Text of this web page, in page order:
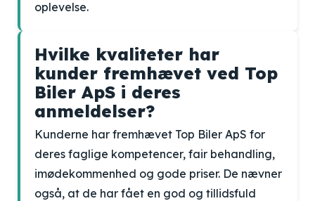
oplevelse.
Hvilke kvaliteter har
kunder fremhævet ved Top
Biler ApS i deres
anmeldelser?
Kunderne har fremhævet Top Biler ApS for
deres faglige kompetencer, fair behandling,
imødekommenhed og gode priser. De nævner
også, at de har fået en god og tillidsfuld